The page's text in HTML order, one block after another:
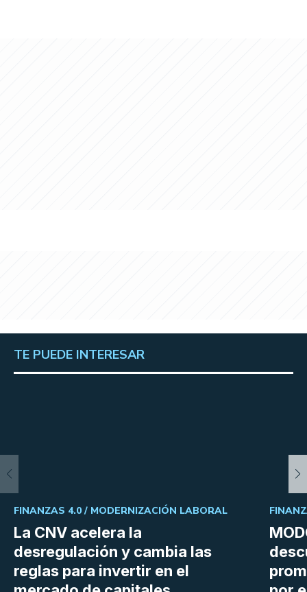
TE PUEDE INTERESAR
La CNV acelera la
desregulación y cambia las
reglas para invertir en el
FINANZAS 4.0 / MODERNIZACIÓN LABORAL